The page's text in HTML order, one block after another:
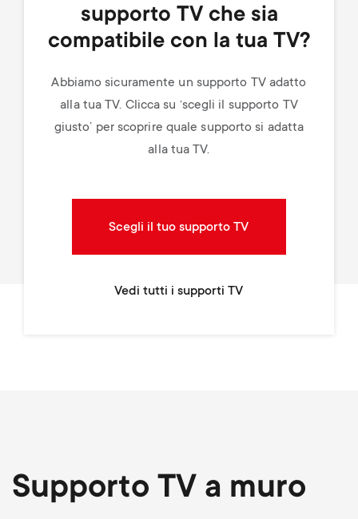
supporto TV che sia
compatibile con la tua TV?
Abbiamo sicuramente un supporto TV adatto
alla tua TV. Clicca su ‘scegli il supporto TV
giusto’ per scoprire quale supporto si adatta
alla tua TV.
Scegli il tuo supporto TV
Vedi tutti i supporti TV
Supporto TV a muro